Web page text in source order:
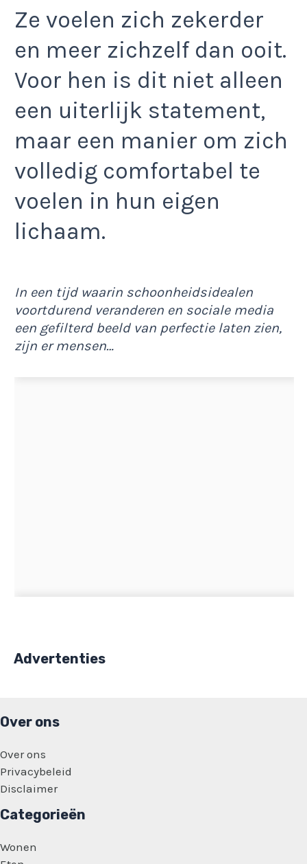
Ze voelen zich zekerder
en meer zichzelf dan ooit.
Voor hen is dit niet alleen
een uiterlijk statement,
maar een manier om zich
volledig comfortabel te
voelen in hun eigen
lichaam.
In een tijd waarin schoonheidsidealen
voortdurend veranderen en sociale media
een gefilterd beeld van perfectie laten zien,
zijn er mensen…
Advertenties
Over ons
Over ons
Privacybeleid
Disclaimer
Categorieën
Wonen